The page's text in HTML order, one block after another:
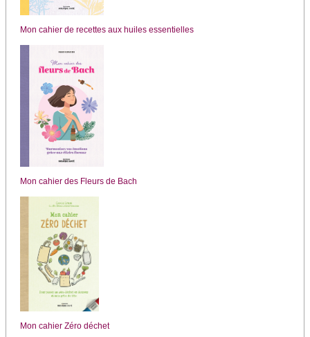
Mon cahier de recettes aux huiles essentielles
Mon cahier des Fleurs de Bach
Mon cahier Zéro déchet